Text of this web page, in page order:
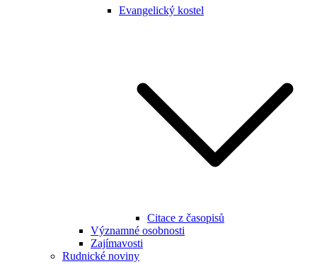
Evangelický kostel
Citace z časopisů
Významné osobnosti
Zajímavosti
Rudnické noviny